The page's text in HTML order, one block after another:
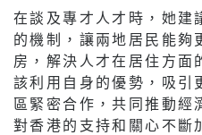
在談及專才人才時，她建
的機制，讓兩地居民能夠
房，解決人才在居住方面
該利用自身的優勢，吸引
區緊密合作，共同推動經
對香港的支持和關心不斷